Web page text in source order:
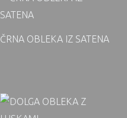
ČRNA OBLEKA IZ SATENA